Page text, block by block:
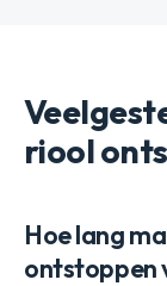
riool
Hoe lang
ontstoppen